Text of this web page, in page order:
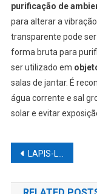
purificação de
para alterar a
transparente pode
forma bruta para
ser utilizado em
salas de jantar. É
água corrente e sal
solar e evitar
Navegação
de
LAPIS-LAZÚLI